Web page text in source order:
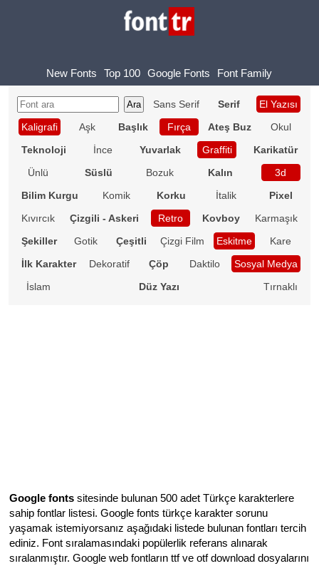
New Fonts Top 100 Google Fonts Font Family
Sans Serif Serif
El Yazısı
Kaligrafi
Aşk Başlık Fırça Ateş Buz
Okul
Teknoloji
İnce Yuvarlak Graffiti
Karikatür
Ünlü
Süslü Bozuk Kalın
3d
Bilim Kurgu
Komik Korku İtalik
Pixel
Kıvırcık
Çizgili - Askeri Retro Kovboy
Karmaşık
Şekiller
Gotik Çeşitli Çizgi Film Eskitme
Kare
İlk Karakter
Dekoratif Çöp Daktilo
Sosyal Medya
İslam
Düz Yazı Tırnaklı
Google fonts sitesinde bulunan 500 adet Türkçe karakterlere
sahip fontlar listesi. Google fonts türkçe karakter sorunu
yaşamak istemiyorsanız aşağıdaki listede bulunan fontları tercih
ediniz. Font sıralamasındaki popülerlik referans alınarak
sıralanmıştır. Google web fontların ttf ve otf download dosyalarını